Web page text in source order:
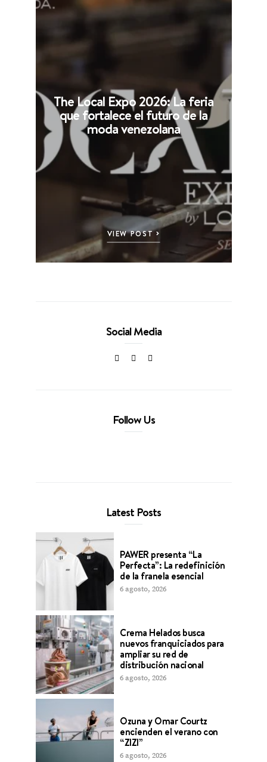
The Local Expo 2026: La feria
que fortalece el futuro de la
moda venezolana
VIEW POST
Social Media
Follow Us
Latest Posts
PAWER presenta “La
Perfecta”: La redefinición
de la franela esencial
6 agosto, 2026
Crema Helados busca
nuevos franquiciados para
ampliar su red de
distribución nacional
6 agosto, 2026
Ozuna y Omar Courtz
encienden el verano con
“ZIZI”
6 agosto, 2026